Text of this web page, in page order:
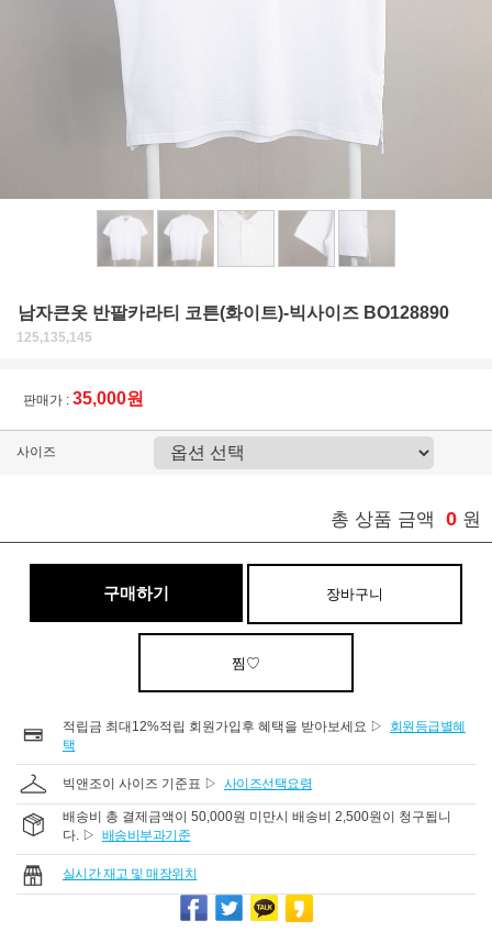
남자큰옷 반팔카라티 코튼(화이트)-빅사이즈 BO128890
125,135,145
판매가 : 35,000원
사이즈
총 상품 금액 0 원
구매하기 장바구니
찜♡
적립금 최대12%적립 회원가입후 혜택을 받아보세요 ▷
회원등급별혜
택
빅앤조이 사이즈 기준표 ▷ 사이즈선택요령
배송비 총 결제금액이 50,000원 미만시 배송비 2,500원이 청구됩니
다. ▷ 배송비부과기준
실시간 재고 및 매장위치